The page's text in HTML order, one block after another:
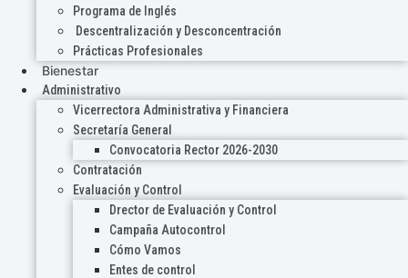
Programa de Inglés
Descentralización y Desconcentración
Prácticas Profesionales
Bienestar
Administrativo
Vicerrectora Administrativa y Financiera
Secretaría General
Convocatoria Rector 2026-2030
Contratación
Evaluación y Control
Drector de Evaluación y Control
Campaña Autocontrol
Cómo Vamos
Entes de control